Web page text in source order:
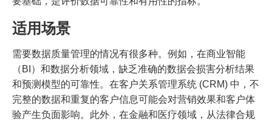
适用场景
需要数据质量管理的情况有很多种。例如，在商业智能
（BI）和数据分析领域，缺乏准确的数据会损害分析结果
和预测模型的可靠性。在客户关系管理系统 (CRM) 中，不
完整的数据和重复的客户信息可能会对营销效果和客户体
验产生负面影响。此外，在金融和医疗领域，从法律合规